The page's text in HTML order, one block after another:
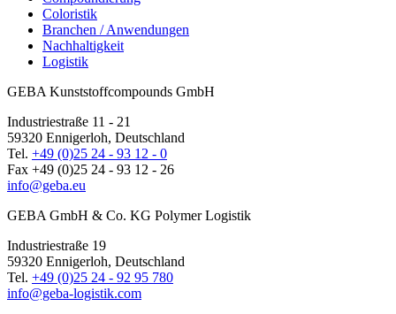
Coloristik
Branchen / Anwendungen
Nachhaltigkeit
Logistik
GEBA Kunststoffcompounds GmbH
Industriestraße 11 - 21
59320 Ennigerloh, Deutschland
Tel. +49 (0)25 24 - 93 12 - 0
Fax +49 (0)25 24 - 93 12 - 26
info@geba.eu
GEBA GmbH & Co. KG Polymer Logistik
Industriestraße 19
59320 Ennigerloh, Deutschland
Tel. +49 (0)25 24 - 92 95 780
info@geba-logistik.com